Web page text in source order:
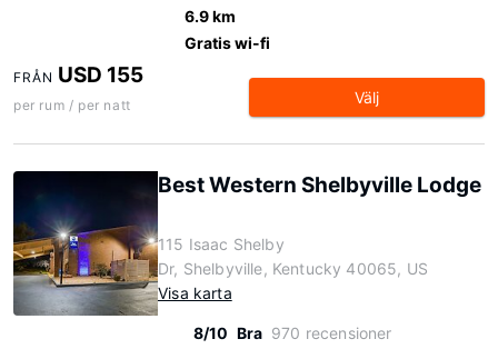
6.9 km
Gratis wi-fi
FRÅN USD 155
per rum / per natt Välj
Best Western Shelbyville Lodge
115 Isaac Shelby
Dr, Shelbyville, Kentucky 40065, US
Visa karta
8/10 Bra 970 recensioner